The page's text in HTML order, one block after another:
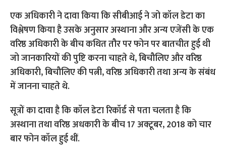
एक अधिकारी ने दावा किया कि सीबीआई ने जो कॉल डेटा का
विश्लेषण किया है उसके अनुसार अस्थाना और अन्य एजेंसी के एक
वरिष्ठ अधिकारी के बीच कथित तौर पर फोन पर बातचीत हुई थी
जो जानकारियों की पुष्टि करना चाहते थे, बिचौलिए और वरिष्ठ
अधिकारी, बिचौलिए की पत्नी, वरिष्ठ अधिकारी तथा अन्य के संबंध
में जानना चाहते थे.
सूत्रों का दावा है कि कॉल डेटा रिकॉर्ड से पता चलता है कि
अस्थाना तथा वरिष्ठ अधकारी के बीच 17 अक्टूबर, 2018 को चार
बार फोन कॉल हुई थीं.